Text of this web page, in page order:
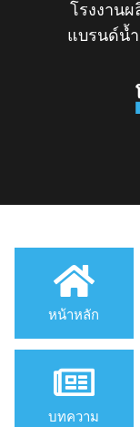
โรงงาน
แบรนด์น้
หน้าหลัก
บทความ